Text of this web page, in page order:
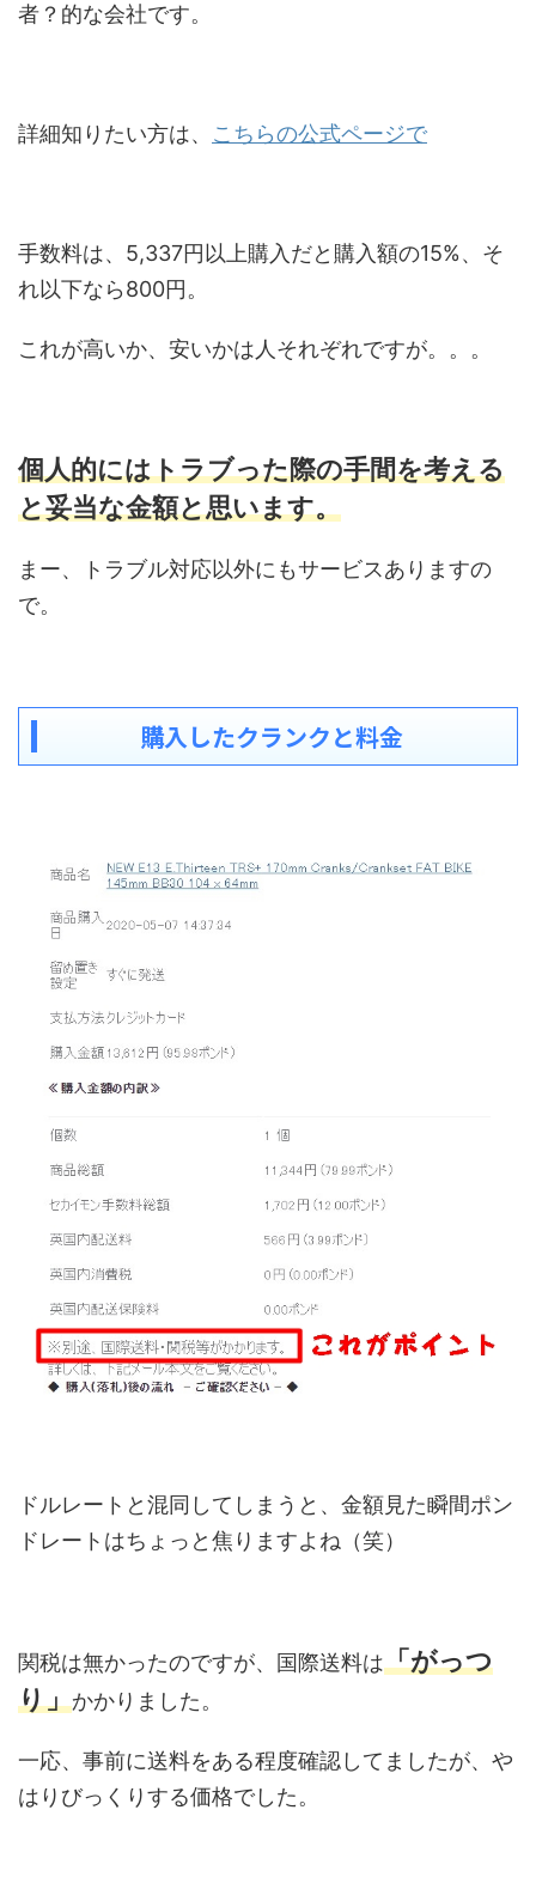
者？的な会社です。
詳細知りたい方は、 こちらの公式ページで
手数料は、5,337円以上購入だと購入額の15%、そ
れ以下なら800円。
これが高いか、安いかは人それぞれですが。。。
個人的にはトラブった際の手間を考える
と妥当な金額と思います。
まー、トラブル対応以外にもサービスありますの
で。
購入したクランクと料金
ドルレートと混同してしまうと、金額見た瞬間ポン
ドレートはちょっと焦りますよね（笑）
関税は無かったのですが、国際送料は「がっつ
り」かかりました。
一応、事前に送料をある程度確認してましたが、や
はりびっくりする価格でした。